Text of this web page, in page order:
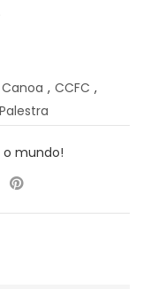
, CCFC ,
Palestra
mundo!